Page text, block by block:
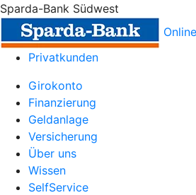
Sparda-Bank Südwest
Privatkunden
Girokonto
Finanzierung
Geldanlage
Versicherung
Über uns
Wissen
SelfService